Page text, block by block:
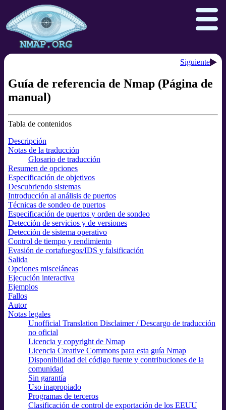
Sectools.org
Download Book
Siguiente
Guía de referencia de Nmap (Página de
manual)
Tabla de contenidos
Descripción
Notas de la traducción
Glosario de traducción
Resumen de opciones
Especificación de objetivos
Descubriendo sistemas
Introducción al análisis de puertos
Técnicas de sondeo de puertos
Especificación de puertos y orden de sondeo
Detección de servicios y de versiones
Detección de sistema operativo
Control de tiempo y rendimiento
Evasión de cortafuegos/IDS y falsificación
Salida
Opciones misceláneas
Ejecución interactiva
Ejemplos
Fallos
Autor
Notas legales
Unofficial Translation Disclaimer / Descargo de traducción
no oficial
Licencia y copyright de Nmap
Licencia Creative Commons para esta guía Nmap
Disponibilidad del código fuente y contribuciones de la
comunidad
Sin garantía
Uso inapropiado
Programas de terceros
Clasificación de control de exportación de los EEUU